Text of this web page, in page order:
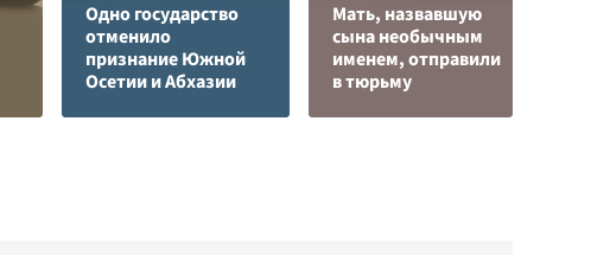
Одно государство
отменило
признание Южной
Осетии и Абхазии
Мать, назвавшую
сына необычным
именем, отправили
в тюрьму